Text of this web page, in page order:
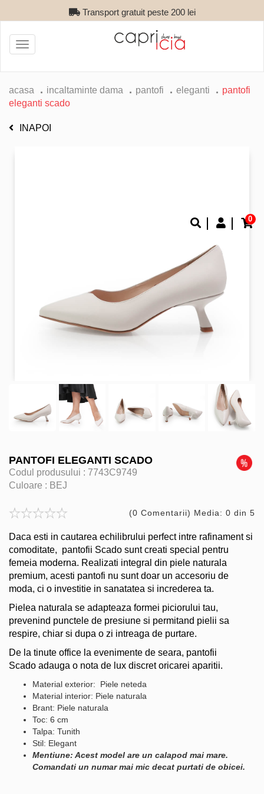
Transport gratuit peste 200 lei
0
Toggle
navigation
acasa incaltaminte dama pantofi eleganti
pantofi
eleganti scado
INAPOI
PANTOFI ELEGANTI SCADO
Codul produsului : 7743C9749
Culoare : BEJ
(0 Comentarii) Media: 0 din 5
Daca esti in cautarea echilibrului perfect intre rafinament si
comoditate, pantofii Scado sunt creati special pentru
femeia moderna. Realizati integral din piele naturala
premium, acesti pantofi nu sunt doar un accesoriu de
moda, ci o investitie in sanatatea si increderea ta.
Pielea naturala se adapteaza formei piciorului tau,
prevenind punctele de presiune si permitand pielii sa
respire, chiar si dupa o zi intreaga de purtare.
De la tinute office la evenimente de seara, pantofii
Scado adauga o nota de lux discret oricarei aparitii.
Material exterior: Piele neteda
Material interior: Piele naturala
Brant: Piele naturala
Toc: 6 cm
Talpa: Tunith
Stil: Elegant
Mentiune: Acest model are un calapod mai mare.
Comandati un numar mai mic decat purtati de obicei.